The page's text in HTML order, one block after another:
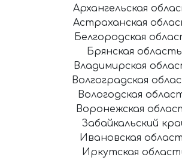
Архангельская
Астраханская
Белгородская
Брянская область
Владимирская
Волгоградская
Вологодская
Воронежская
Забайкальский
Ивановская
Иркутская